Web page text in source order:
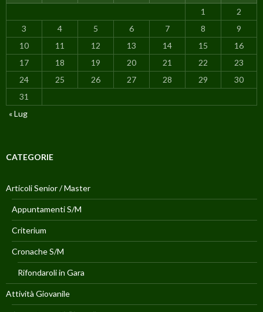
1
2
3
4 5 6 7 8
9
10
11 12 13 14 15
16
17
18 19 20 21 22
23
24
25 26 27 28 29
30
31
« Lug
CATEGORIE
Articoli Senior / Master
Appuntamenti S/M
Criterium
Cronache S/M
Rifondaroli in Gara
Attività Giovanile